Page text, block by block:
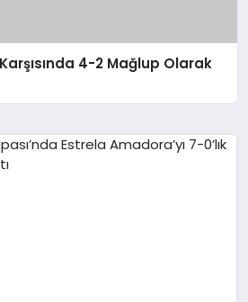
4-2 Mağlup Olarak